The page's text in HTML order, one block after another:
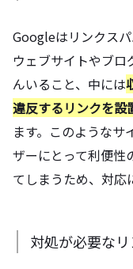
Googleはリンクス
ウェブサイトやブロ
んいること、中には
違反するリンクを設
ます。このような
ザーにとって利便性
てしまうため、対応
対処が必要な